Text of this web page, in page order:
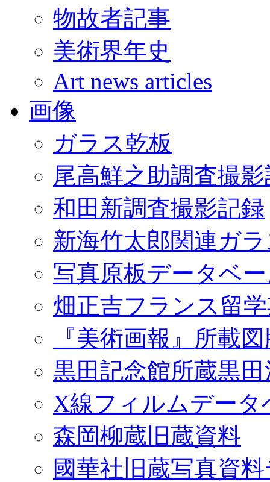
物故者記事
美術界年史
Art news articles
画像
ガラス乾板
尾高鮮之助調査撮
和田新調査撮影記録
新海竹太郎関連ガ
写真原板データベ
畑正吉フランス留
『美術画報』所載
黒田記念館所蔵黒
X線フィルムデータ
森岡柳蔵旧蔵資料
國華社旧蔵写真資